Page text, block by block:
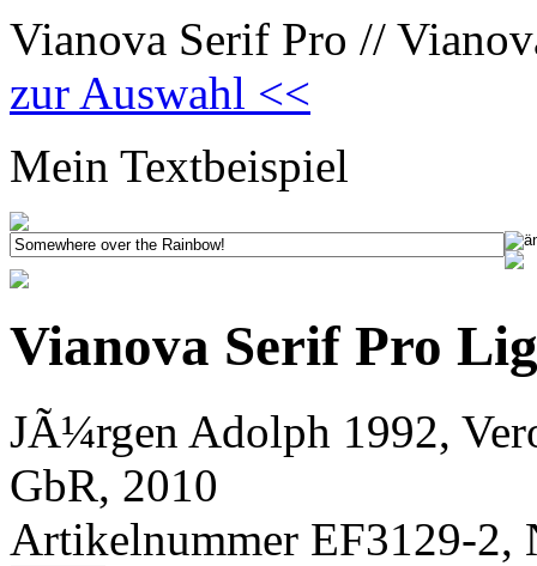
Vianova Serif Pro //
zur Auswahl <<
Mein Textbeispiel
Vianova Serif Pro
JÃ¼rgen Adolph 1992,
GbR, 2010
Artikelnummer EF3129-2,